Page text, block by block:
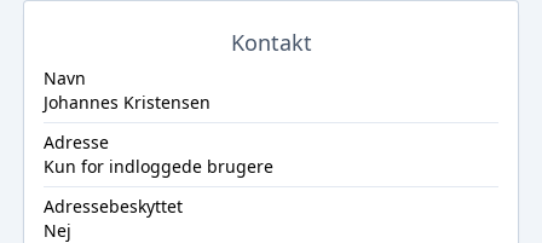
Kontakt
Navn
Johannes Kristensen
Adresse
Kun for indloggede brugere
Adressebeskyttet
Nej